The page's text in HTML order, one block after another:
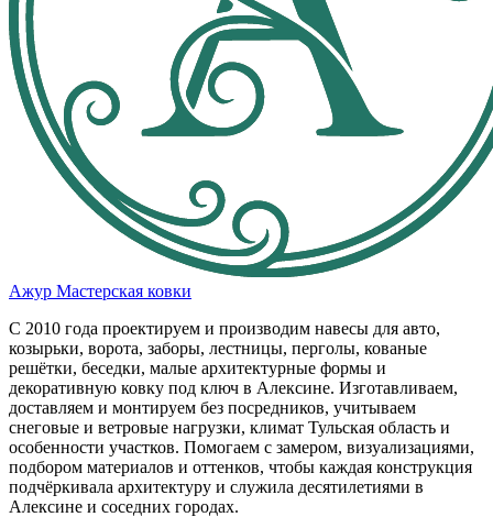
Ажур Мастерская ковки
С 2010 года проектируем и производим навесы для авто,
козырьки, ворота, заборы, лестницы, перголы, кованые
решётки, беседки, малые архитектурные формы и
декоративную ковку под ключ в Алексине. Изготавливаем,
доставляем и монтируем без посредников, учитываем
снеговые и ветровые нагрузки, климат Тульская область и
особенности участков. Помогаем с замером, визуализациями,
подбором материалов и оттенков, чтобы каждая конструкция
подчёркивала архитектуру и служила десятилетиями в
Алексине и соседних городах.